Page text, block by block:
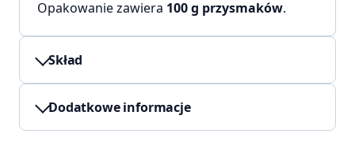
Opakowanie zawiera 100 g przysmaków.
Skład
Dodatkowe informacje